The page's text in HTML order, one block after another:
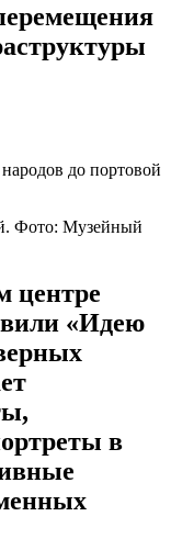
Фото: Музейный
центре
«Идею
в